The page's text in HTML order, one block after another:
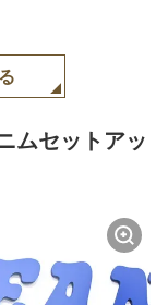
ムセットアッ